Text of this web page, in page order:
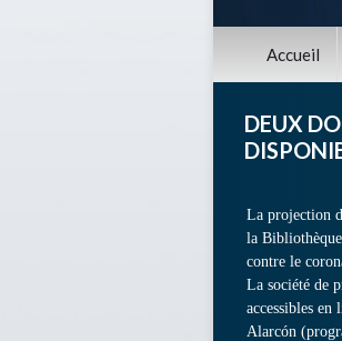
Accueil
DEUX
La projection
la
contre le
La société de
accessibles
Alarcón